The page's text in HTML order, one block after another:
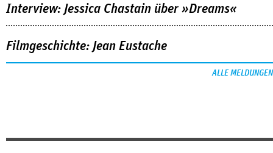
Interview: Jessica Chastain über »Dreams«
Filmgeschichte: Jean Eustache
ALLE MELDUNGEN